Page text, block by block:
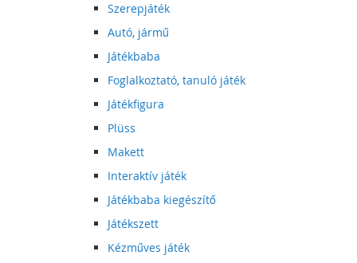
Szerepjáték
Autó, jármű
Játékbaba
Foglalkoztató, tanuló játék
Játékfigura
Plüss
Makett
Interaktív játék
Játékbaba kiegészítő
Játékszett
Kézműves játék